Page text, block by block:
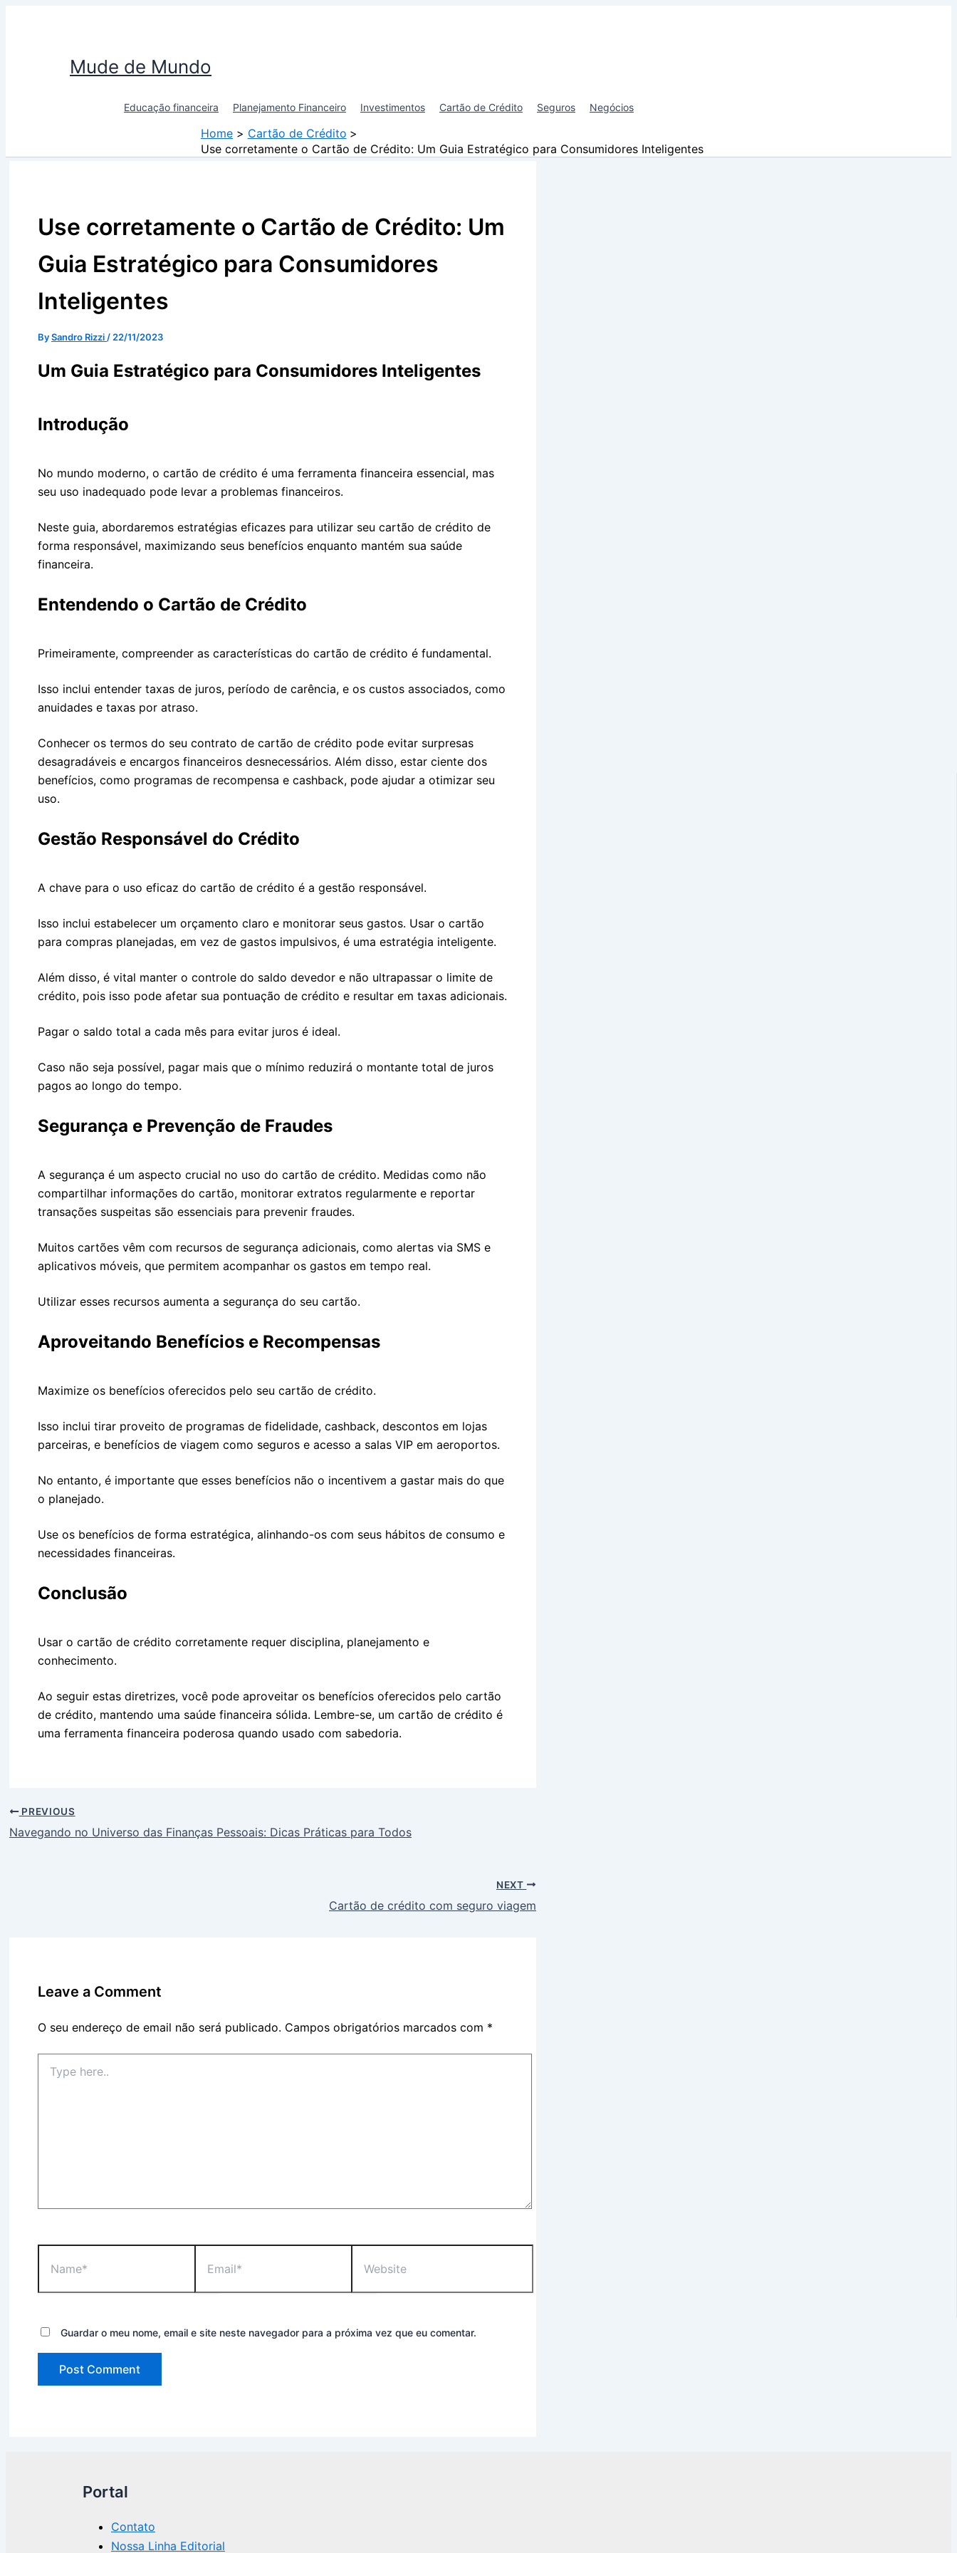
Mude de Mundo
Educação financeira Planejamento Financeiro Investimentos Cartão de Crédito Seguros Negócios
Home
Cartão de Crédito
Use corretamente o Cartão de Crédito: Um Guia Estratégico para Consumidores Inteligentes
Use corretamente o Cartão de Crédito: Um
Guia Estratégico para Consumidores
Inteligentes
BySandro Rizzi / 22/11/2023
Um Guia Estratégico para Consumidores Inteligentes
Introdução
No mundo moderno, o cartão de crédito é uma ferramenta financeira essencial, mas
seu uso inadequado pode levar a problemas financeiros.
Neste guia, abordaremos estratégias eficazes para utilizar seu cartão de crédito de
forma responsável, maximizando seus benefícios enquanto mantém sua saúde
financeira.
Entendendo o Cartão de Crédito
Primeiramente, compreender as características do cartão de crédito é fundamental.
Isso inclui entender taxas de juros, período de carência, e os custos associados, como
anuidades e taxas por atraso.
Conhecer os termos do seu contrato de cartão de crédito pode evitar surpresas
desagradáveis e encargos financeiros desnecessários. Além disso, estar ciente dos
benefícios, como programas de recompensa e cashback, pode ajudar a otimizar seu
uso.
Gestão Responsável do Crédito
A chave para o uso eficaz do cartão de crédito é a gestão responsável.
Isso inclui estabelecer um orçamento claro e monitorar seus gastos. Usar o cartão
para compras planejadas, em vez de gastos impulsivos, é uma estratégia inteligente.
Além disso, é vital manter o controle do saldo devedor e não ultrapassar o limite de
crédito, pois isso pode afetar sua pontuação de crédito e resultar em taxas adicionais.
Pagar o saldo total a cada mês para evitar juros é ideal.
Caso não seja possível, pagar mais que o mínimo reduzirá o montante total de juros
pagos ao longo do tempo.
Segurança e Prevenção de Fraudes
A segurança é um aspecto crucial no uso do cartão de crédito. Medidas como não
compartilhar informações do cartão, monitorar extratos regularmente e reportar
transações suspeitas são essenciais para prevenir fraudes.
Muitos cartões vêm com recursos de segurança adicionais, como alertas via SMS e
aplicativos móveis, que permitem acompanhar os gastos em tempo real.
Utilizar esses recursos aumenta a segurança do seu cartão.
Aproveitando Benefícios e Recompensas
Maximize os benefícios oferecidos pelo seu cartão de crédito.
Isso inclui tirar proveito de programas de fidelidade, cashback, descontos em lojas
parceiras, e benefícios de viagem como seguros e acesso a salas VIP em aeroportos.
No entanto, é importante que esses benefícios não o incentivem a gastar mais do que
o planejado.
Use os benefícios de forma estratégica, alinhando-os com seus hábitos de consumo e
necessidades financeiras.
Conclusão
Usar o cartão de crédito corretamente requer disciplina, planejamento e
conhecimento.
Ao seguir estas diretrizes, você pode aproveitar os benefícios oferecidos pelo cartão
de crédito, mantendo uma saúde financeira sólida. Lembre-se, um cartão de crédito é
uma ferramenta financeira poderosa quando usado com sabedoria.
PREVIOUS
Navegando no Universo das Finanças Pessoais: Dicas Práticas para Todos
NEXT
Cartão de crédito com seguro viagem
Leave a Comment
O seu endereço de email não será publicado. Campos obrigatórios marcados com *
here..
Guardar o meu nome, email e site neste navegador para a próxima vez que eu comentar.
Portal
Contato
Nossa Linha Editorial